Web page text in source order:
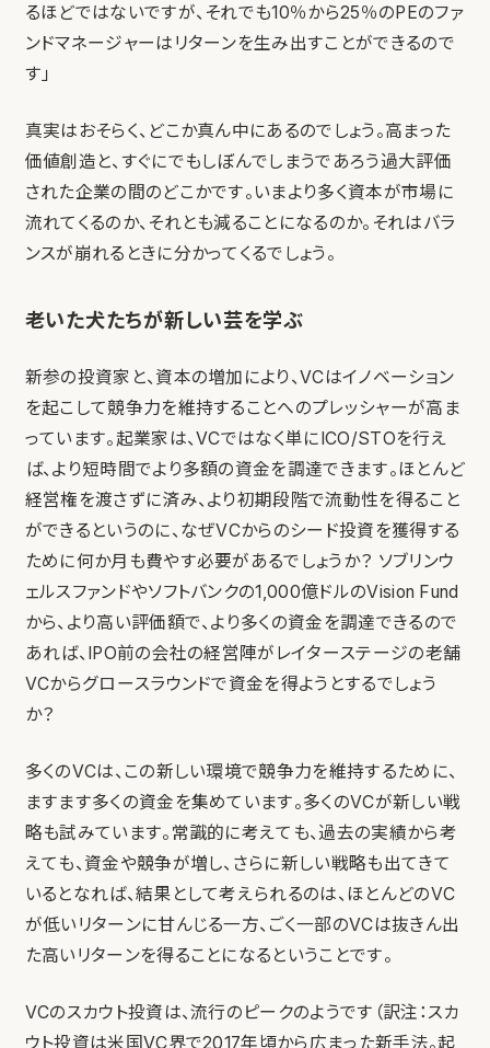
るほどではないですが、それでも10％から25％のPEのファ
ンドマネージャーはリターンを生み出すことができるので
す」
真実はおそらく、どこか真ん中にあるのでしょう。高まった
価値創造と、すぐにでもしぼんでしまうであろう過大評価
された企業の間のどこかです。いまより多く資本が市場に
流れてくるのか、それとも減ることになるのか。それはバラ
ンスが崩れるときに分かってくるでしょう。
老いた犬たちが新しい芸を学ぶ
新参の投資家と、資本の増加により、VCはイノベーション
を起こして競争力を維持することへのプレッシャーが高ま
っています。起業家は、VCではなく単にICO/STOを行え
ば、より短時間でより多額の資金を調達できます。ほとんど
経営権を渡さずに済み、より初期段階で流動性を得ること
ができるというのに、なぜVCからのシード投資を獲得する
ために何か月も費やす必要があるでしょうか？ ソブリンウ
ェルスファンドやソフトバンクの1,000億ドルのVision Fund
から、より高い評価額で、より多くの資金を調達できるので
あれば、IPO前の会社の経営陣がレイターステージの老舗
VCからグロースラウンドで資金を得ようとするでしょう
か？
多くのVCは、この新しい環境で競争力を維持するために、
ますます多くの資金を集めています。多くのVCが新しい戦
略も試みています。常識的に考えても、過去の実績から考
えても、資金や競争が増し、さらに新しい戦略も出てきて
いるとなれば、結果として考えられるのは、ほとんどのVC
が低いリターンに甘んじる一方、ごく一部のVCは抜きん出
た高いリターンを得ることになるということです。
VCのスカウト投資は、流行のピークのようです（訳注：スカ
ウト投資は米国VC界で2017年頃から広まった新手法。起